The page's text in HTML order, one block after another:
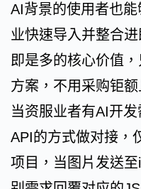
AI背景的使用者也
业快速导入并整合
即是多的核心价值
方案，不用采购钜
当资服业者有AI开
API的方式做对接，
项目，当图片发送